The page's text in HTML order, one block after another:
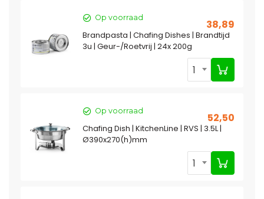
Op voorraad
38,89
Brandpasta | Chafing Dishes | Brandtijd
3u | Geur-/Roetvrij | 24x 200g
1
Op voorraad
52,50
Chafing Dish | KitchenLine | RVS | 3.5L |
Ø390x270(h)mm
1